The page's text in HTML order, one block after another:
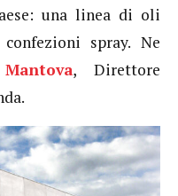
una linea di oli
spray. Ne
, Direttore